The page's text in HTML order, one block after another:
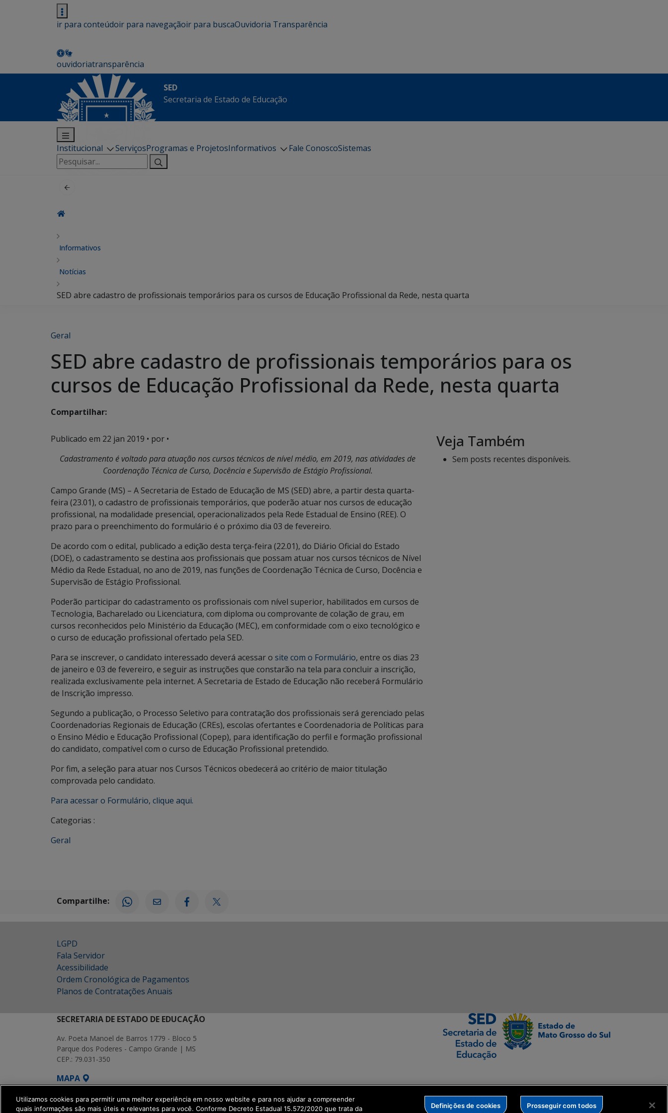
ir para conteúdoir para navegaçãoir para buscaOuvidoria Transparência
ouvidoriatransparência
SED
Secretaria de Estado de Educação
Institucional ServiçosProgramas e ProjetosInformativos Fale ConoscoSistemas
Pesquisar
por:
Informativos
Notícias
SED abre cadastro de profissionais temporários para os cursos de Educação Profissional da Rede, nesta quarta
Geral
SED abre cadastro de profissionais temporários para os
cursos de Educação Profissional da Rede, nesta quarta
Compartilhar:
Publicado em 22 jan 2019 • por •
Cadastramento é voltado para atuação nos cursos técnicos de nível médio, em 2019, nas atividades de
Coordenação Técnica de Curso, Docência e Supervisão de Estágio Profissional.
Campo Grande (MS) – A Secretaria de Estado de Educação de MS (SED) abre, a partir desta quarta-
feira (23.01), o cadastro de profissionais temporários, que poderão atuar nos cursos de educação
profissional, na modalidade presencial, operacionalizados pela Rede Estadual de Ensino (REE). O
prazo para o preenchimento do formulário é o próximo dia 03 de fevereiro.
De acordo com o edital, publicado a edição desta terça-feira (22.01), do Diário Oficial do Estado
(DOE), o cadastramento se destina aos profissionais que possam atuar nos cursos técnicos de Nível
Médio da Rede Estadual, no ano de 2019, nas funções de Coordenação Técnica de Curso, Docência e
Supervisão de Estágio Profissional.
Poderão participar do cadastramento os profissionais com nível superior, habilitados em cursos de
Tecnologia, Bacharelado ou Licenciatura, com diploma ou comprovante de colação de grau, em
cursos reconhecidos pelo Ministério da Educação (MEC), em conformidade com o eixo tecnológico e
o curso de educação profissional ofertado pela SED.
Para se inscrever, o candidato interessado deverá acessar o site com o Formulário, entre os dias 23
de janeiro e 03 de fevereiro, e seguir as instruções que constarão na tela para concluir a inscrição,
realizada exclusivamente pela internet. A Secretaria de Estado de Educação não receberá Formulário
de Inscrição impresso.
Segundo a publicação, o Processo Seletivo para contratação dos profissionais será gerenciado pelas
Coordenadorias Regionais de Educação (CREs), escolas ofertantes e Coordenadoria de Políticas para
o Ensino Médio e Educação Profissional (Copep), para identificação do perfil e formação profissional
do candidato, compatível com o curso de Educação Profissional pretendido.
Por fim, a seleção para atuar nos Cursos Técnicos obedecerá ao critério de maior titulação
comprovada pelo candidato.
Para acessar o Formulário, clique aqui.
Categorias :
Geral
Veja Também
Sem posts recentes disponíveis.
Compartilhe:
LGPD
Fala Servidor
Acessibilidade
Ordem Cronológica de Pagamentos
Planos de Contratações Anuais
SECRETARIA DE ESTADO DE EDUCAÇÃO
Av. Poeta Manoel de Barros 1779 - Bloco 5
Parque dos Poderes - Campo Grande | MS
CEP.: 79.031-350
MAPA
SETDIG | Secretaria-Executiva de Transformação Digital
Utilizamos cookies para permitir uma melhor experiência em nosso website e para nos ajudar a compreender
quais informações são mais úteis e relevantes para você. Conforme Decreto Estadual 15.572/2020 que trata da
Definições de cookies Prosseguir com todos